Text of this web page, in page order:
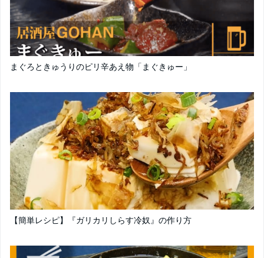
まぐろときゅうりのピリ辛あえ物「まぐきゅー」
【簡単レシピ】『ガリカリしらす冷奴』の作り方